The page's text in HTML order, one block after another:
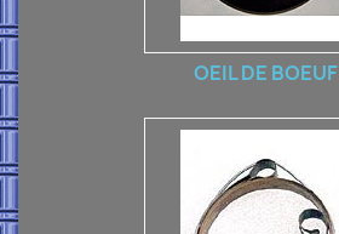
OEIL DE BOEUF